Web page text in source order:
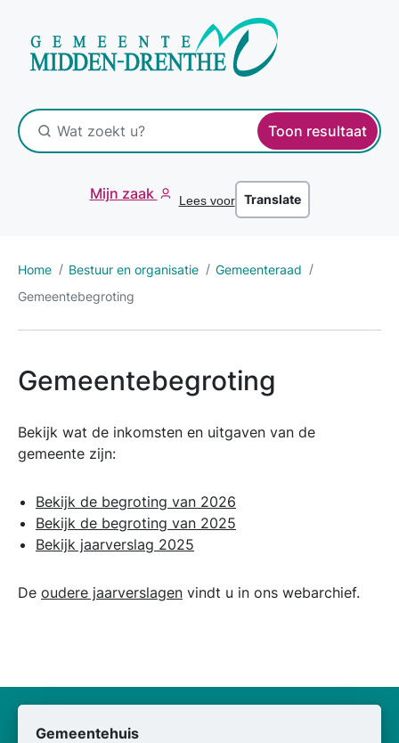
Toon resultaat
Mijn zaak Lees voor Translate
Home Bestuur en organisatie
Gemeenteraad
Gemeentebegroting
Gemeentebegroting
Bekijk wat de inkomsten en uitgaven van de
gemeente zijn:
Bekijk de begroting van 2026
Bekijk de begroting van 2025
Bekijk jaarverslag 2025
De oudere jaarverslagen vindt u in ons webarchief.
Gemeentehuis